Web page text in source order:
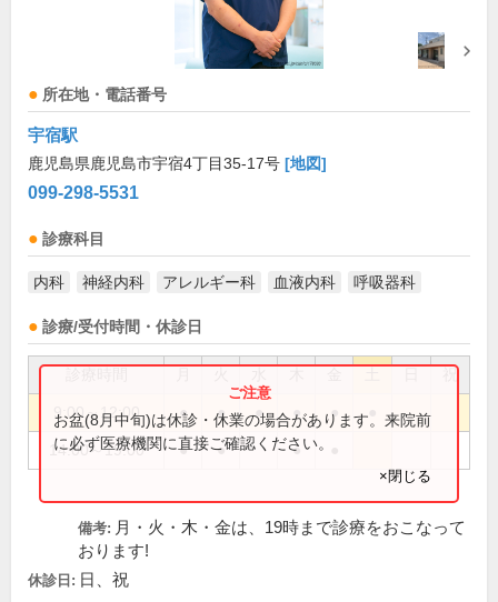
所在地・電話番号
宇宿駅
鹿児島県鹿児島市宇宿4丁目35-17号 [地図]
099-298-5531
診療科目
内科 神経内科 アレルギー科 血液内科 呼吸器科
診療/受付時間・休診日
祝
9:00～12:00 ● ● ● ● ●
14:00～19:00 ● ● ●
お盆(8月中旬)は休診・休業の場合があります。来院前
に必ず医療機関に直接ご確認ください。
×閉じる
備考: 月・火・木・金は、19時まで診療をおこなって
おります!
休診日: 日、祝